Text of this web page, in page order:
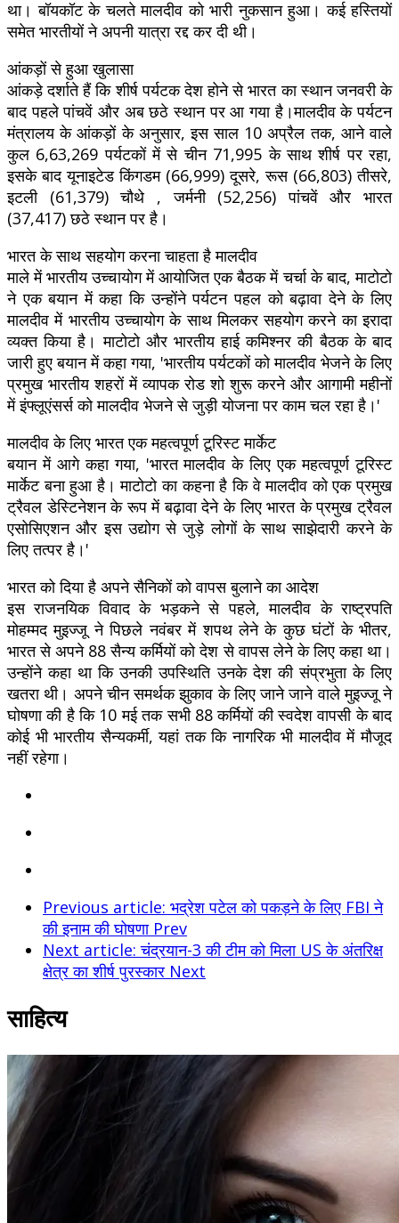
था। बॉयकॉट के चलते मालदीव को भारी नुकसान हुआ। कई हस्तियों
समेत भारतीयों ने अपनी यात्रा रद्द कर दी थी।
आंकड़ों से हुआ खुलासा
आंकड़े दर्शाते हैं कि शीर्ष पर्यटक देश होने से भारत का स्थान जनवरी के
बाद पहले पांचवें और अब छठे स्थान पर आ गया है।मालदीव के पर्यटन
मंत्रालय के आंकड़ों के अनुसार, इस साल 10 अप्रैल तक, आने वाले
कुल 6,63,269 पर्यटकों में से चीन 71,995 के साथ शीर्ष पर रहा,
इसके बाद यूनाइटेड किंगडम (66,999) दूसरे, रूस (66,803) तीसरे,
इटली (61,379) चौथे , जर्मनी (52,256) पांचवें और भारत
(37,417) छठे स्थान पर है।
भारत के साथ सहयोग करना चाहता है मालदीव
माले में भारतीय उच्चायोग में आयोजित एक बैठक में चर्चा के बाद, माटोटो
ने एक बयान में कहा कि उन्होंने पर्यटन पहल को बढ़ावा देने के लिए
मालदीव में भारतीय उच्चायोग के साथ मिलकर सहयोग करने का इरादा
व्यक्त किया है। माटोटो और भारतीय हाई कमिश्नर की बैठक के बाद
जारी हुए बयान में कहा गया, 'भारतीय पर्यटकों को मालदीव भेजने के लिए
प्रमुख भारतीय शहरों में व्यापक रोड शो शुरू करने और आगामी महीनों
में इंफ्लूएंसर्स को मालदीव भेजने से जुड़ी योजना पर काम चल रहा है।'
मालदीव के लिए भारत एक महत्वपूर्ण टूरिस्ट मार्केट
बयान में आगे कहा गया, 'भारत मालदीव के लिए एक महत्वपूर्ण टूरिस्ट
मार्केट बना हुआ है। माटोटो का कहना है कि वे मालदीव को एक प्रमुख
ट्रैवल डेस्टिनेशन के रूप में बढ़ावा देने के लिए भारत के प्रमुख ट्रैवल
एसोसिएशन और इस उद्योग से जुड़े लोगों के साथ साझेदारी करने के
लिए तत्पर है।'
भारत को दिया है अपने सैनिकों को वापस बुलाने का आदेश
इस राजनयिक विवाद के भड़कने से पहले, मालदीव के राष्ट्रपति
मोहम्मद मुइज्जू ने पिछले नवंबर में शपथ लेने के कुछ घंटों के भीतर,
भारत से अपने 88 सैन्य कर्मियों को देश से वापस लेने के लिए कहा था।
उन्होंने कहा था कि उनकी उपस्थिति उनके देश की संप्रभुता के लिए
खतरा थी। अपने चीन समर्थक झुकाव के लिए जाने जाने वाले मुइज्जू ने
घोषणा की है कि 10 मई तक सभी 88 कर्मियों की स्वदेश वापसी के बाद
कोई भी भारतीय सैन्यकर्मी, यहां तक कि नागरिक भी मालदीव में मौजूद
नहीं रहेगा।
Previous article: भद्रेश पटेल को पकड़ने के लिए FBI ने
की इनाम की घोषणा Prev
Next article: चंद्रयान-3 की टीम को मिला US के अंतरिक्ष
क्षेत्र का शीर्ष पुरस्कार Next
साहित्य